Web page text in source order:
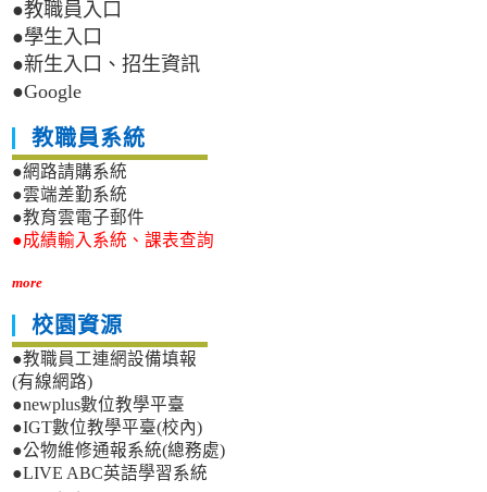
●教職員入口
●學生入口
●新生入口、招生資訊
●Google
教職員系統
●網路請購系統
●雲端差勤系統
●教育雲電子郵件
●成績輸入系統、課表查詢
more
校園資源
●教職員工連網設備填報
(有線網路)
●newplus數位教學平臺
●IGT數位教學平臺(校內)
●公物維修通報系統(總務處)
●LIVE ABC英語學習系統